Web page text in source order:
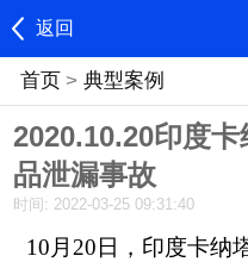
返回
首页 > 典型案例
2020.10.20印度
品泄漏事故
时间: 2022-03-25 09:31:40
10月20日，印度卡纳